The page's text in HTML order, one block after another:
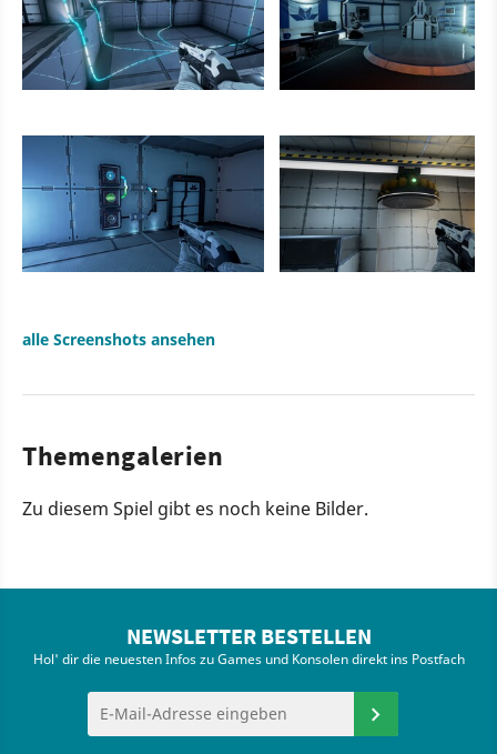
alle Screenshots ansehen
Themengalerien
Zu diesem Spiel gibt es noch keine Bilder.
NEWSLETTER BESTELLEN
Hol' dir die neuesten Infos zu Games und Konsolen direkt ins Postfach